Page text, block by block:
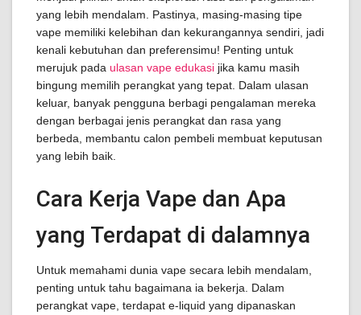
yang lebih mendalam. Pastinya, masing-masing tipe
vape memiliki kelebihan dan kekurangannya sendiri, jadi
kenali kebutuhan dan preferensimu! Penting untuk
merujuk pada ulasan vape edukasi jika kamu masih
bingung memilih perangkat yang tepat. Dalam ulasan
keluar, banyak pengguna berbagi pengalaman mereka
dengan berbagai jenis perangkat dan rasa yang
berbeda, membantu calon pembeli membuat keputusan
yang lebih baik.
Cara Kerja Vape dan Apa
yang Terdapat di dalamnya
Untuk memahami dunia vape secara lebih mendalam,
penting untuk tahu bagaimana ia bekerja. Dalam
perangkat vape, terdapat e-liquid yang dipanaskan